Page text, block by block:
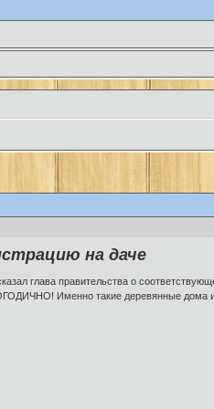
на даче
глава правительства о
Именно такие деревянные дома